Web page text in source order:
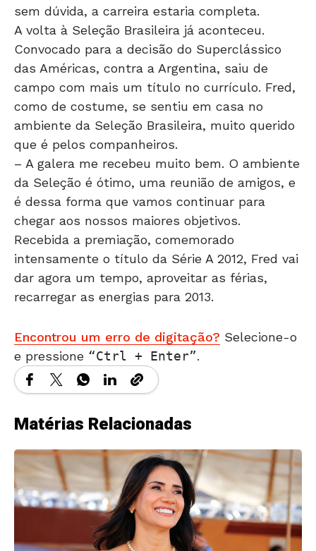
sem dúvida, a carreira estaria completa.
A volta à Seleção Brasileira já aconteceu.
Convocado para a decisão do Superclássico
das Américas, contra a Argentina, saiu de
campo com mais um título no currículo. Fred,
como de costume, se sentiu em casa no
ambiente da Seleção Brasileira, muito querido
que é pelos companheiros.
– A galera me recebeu muito bem. O ambiente
da Seleção é ótimo, uma reunião de amigos, e
é dessa forma que vamos continuar para
chegar aos nossos maiores objetivos.
Recebida a premiação, comemorado
intensamente o título da Série A 2012, Fred vai
dar agora um tempo, aproveitar as férias,
recarregar as energias para 2013.
Encontrou um erro de digitação? Selecione-o
e pressione
Ctrl + Enter .
Matérias Relacionadas